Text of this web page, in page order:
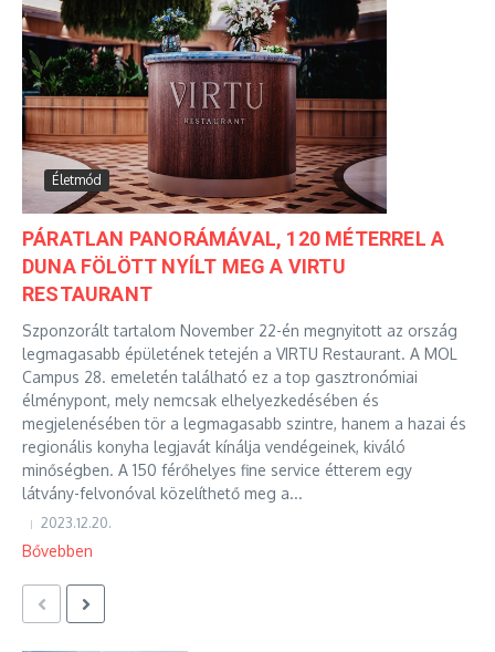
Életmód
PÁRATLAN PANORÁMÁVAL, 120 MÉTERREL A
DUNA FÖLÖTT NYÍLT MEG A VIRTU
RESTAURANT
Szponzorált tartalom November 22-én megnyitott az ország
legmagasabb épületének tetején a VIRTU Restaurant. A MOL
Campus 28. emeletén található ez a top gasztronómiai
élménypont, mely nemcsak elhelyezkedésében és
megjelenésében tör a legmagasabb szintre, hanem a hazai és
regionális konyha legjavát kínálja vendégeinek, kiváló
minőségben. A 150 férőhelyes fine service étterem egy
látvány-felvonóval közelíthető meg a...
2023.12.20.
Bővebben